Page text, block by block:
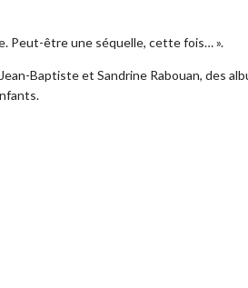
Peut-être une séquelle, cette fois… ».
Baptiste et Sandrine Rabouan, des